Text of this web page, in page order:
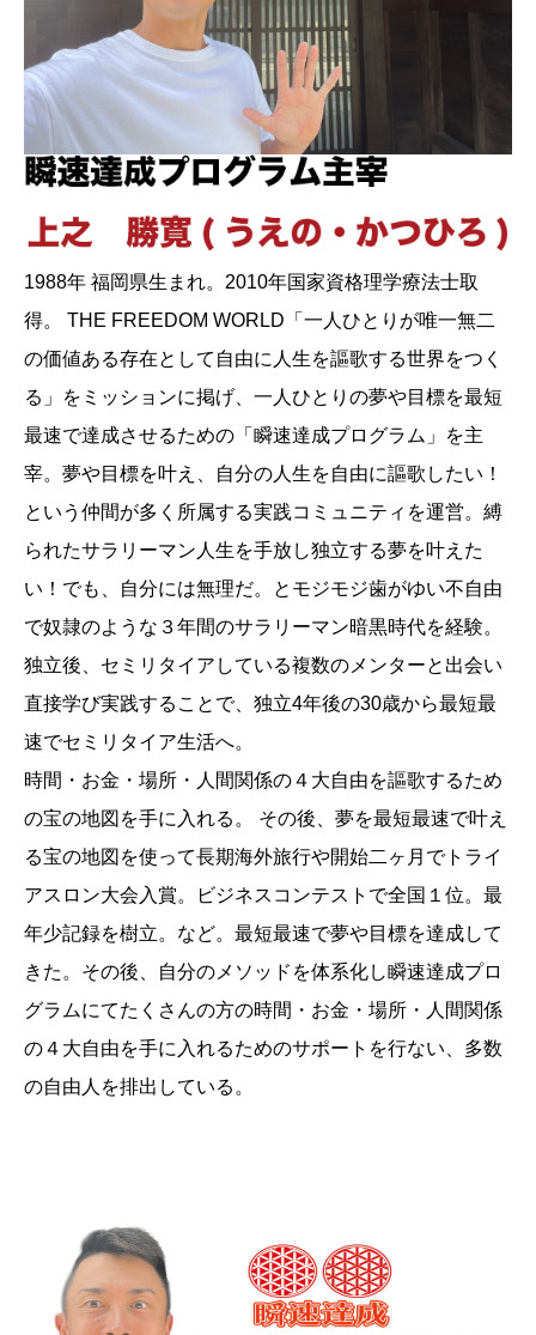
1988年 福岡県生まれ。2010年国家資格理学療法士取
得。 THE FREEDOM WORLD「一人ひとりが唯一無二
の価値ある存在として自由に人生を謳歌する世界をつく
る」をミッションに掲げ、一人ひとりの夢や目標を最短
最速で達成させるための「瞬速達成プログラム」を主
宰。夢や目標を叶え、自分の人生を自由に謳歌したい！
という仲間が多く所属する実践コミュニティを運営。縛
られたサラリーマン人生を手放し独立する夢を叶えた
い！でも、自分には無理だ。とモジモジ歯がゆい不自由
で奴隷のような３年間のサラリーマン暗黒時代を経験。
独立後、セミリタイアしている複数のメンターと出会い
直接学び実践することで、独立4年後の30歳から最短最
速でセミリタイア生活へ。
時間・お金・場所・人間関係の４大自由を謳歌するため
の宝の地図を手に入れる。 その後、夢を最短最速で叶え
る宝の地図を使って長期海外旅行や開始二ヶ月でトライ
アスロン大会入賞。ビジネスコンテストで全国１位。最
年少記録を樹立。など。最短最速で夢や目標を達成して
きた。その後、自分のメソッドを体系化し瞬速達成プロ
グラムにてたくさんの方の時間・お金・場所・人間関係
の４大自由を手に入れるためのサポートを行ない、多数
の自由人を排出している。